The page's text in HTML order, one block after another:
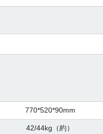
770*520*90mm
42/44kg（約）